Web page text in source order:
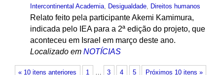
Intercontinental Academia, Desigualdade, Direitos humanos
Relato feito pela participante Akemi Kamimura,
indicada pelo IEA para a 2ª edição do projeto, que
aconteceu em Israel em março deste ano.
Localizado em NOTÍCIAS
« 10 itens anteriores Próximos 10 itens »
1 … 3 4 5